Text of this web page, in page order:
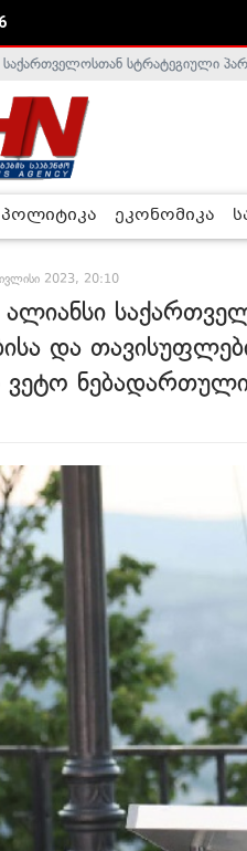
დე-ფაქტო მთავრობა
საქართველოსთან სტრატეგიული
პოლიტიკა ეკონომიკა
2023, 20:10
და